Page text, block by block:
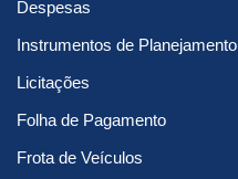
Despesas
Instrumentos de Planejamento
Licitações
Folha de Pagamento
Frota de Veículos